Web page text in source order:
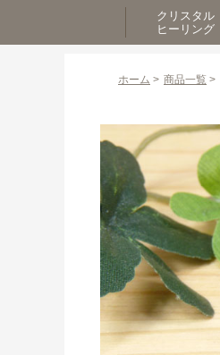
クリスタル
ヒーリング
ホーム > 商品一覧 >